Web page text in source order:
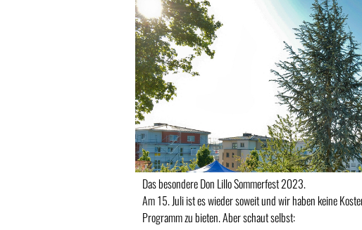
Das besondere Don Lillo Sommerfest 2023.
Am 15. Juli ist es wieder soweit und wir haben keine
Programm zu bieten. Aber schaut selbst: